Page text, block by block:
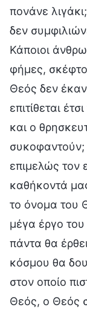
πονάνε
δεν
Κάποιοι
φήμες,
Θεός δεν
επιτίθεται
και ο
επιμελώς τον
καθήκοντά
το όνομα του
μέγα έργο
πάντα θα
κόσμου θα
στον οποίο
Θεός, ο Θεός